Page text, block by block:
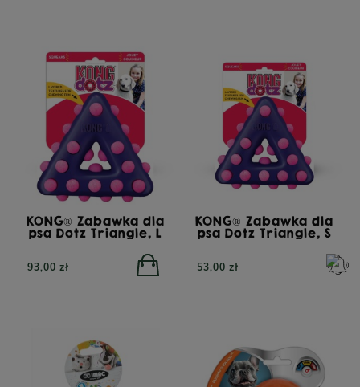
KONG® Zabawka dla
psa Dotz Triangle, L
93,00 zł
KONG® Zabawka dla
psa Dotz Triangle, S
53,00 zł